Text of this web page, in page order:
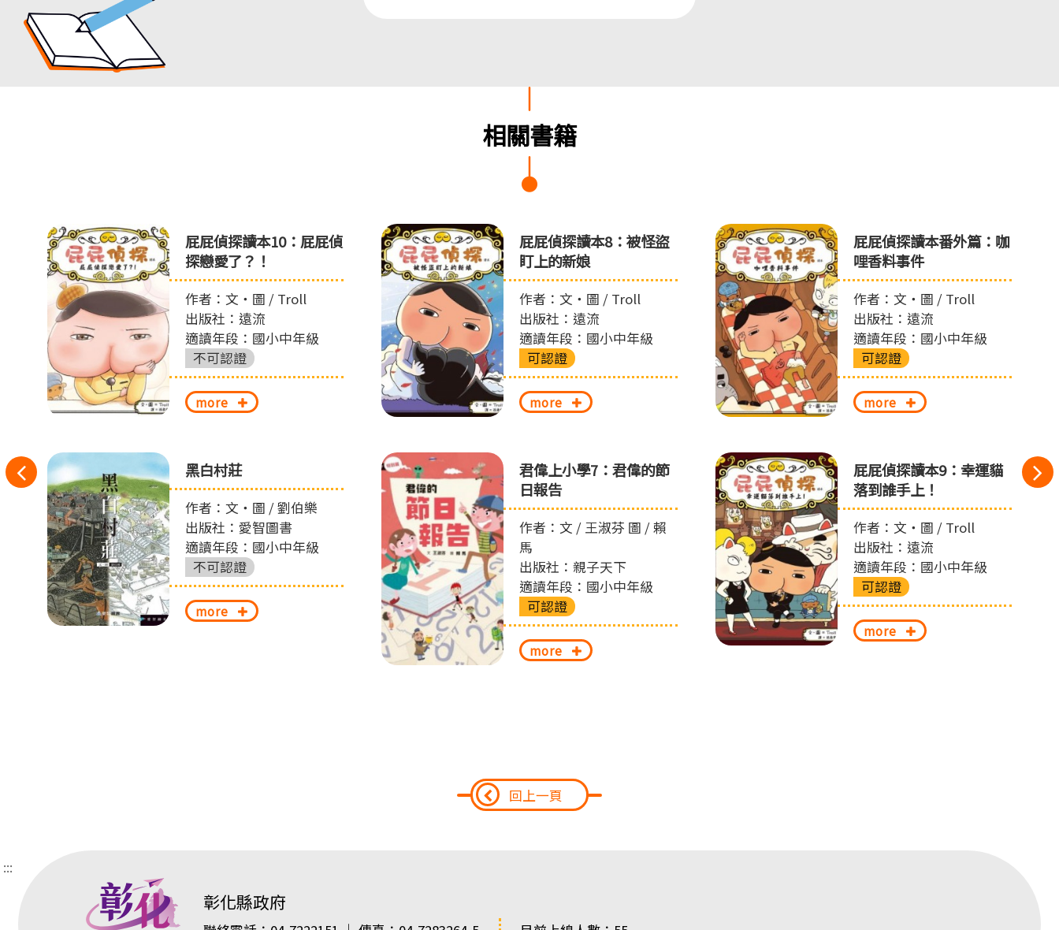
相關書籍
往
左
切
換
屁屁偵探讀本10：屁屁偵
探戀愛了？！
作者：文‧圖 / Troll
出版社：遠流
適讀年段：國小中年級
不可認證
more
黑白村莊
作者：文‧圖 / 劉伯樂
出版社：愛智圖書
適讀年段：國小中年級
不可認證
more
屁屁偵探讀本8：被怪盜
盯上的新娘
作者：文‧圖 / Troll
出版社：遠流
適讀年段：國小中年級
可認證
more
君偉上小學7：君偉的節
日報告
作者：文 / 王淑芬 圖 / 賴
馬
出版社：親子天下
適讀年段：國小中年級
可認證
more
屁屁偵探讀本番外篇：咖
哩香料事件
作者：文‧圖 / Troll
出版社：遠流
適讀年段：國小中年級
可認證
more
屁屁偵探讀本9：幸運貓
落到誰手上！
作者：文‧圖 / Troll
出版社：遠流
適讀年段：國小中年級
可認證
more
回上一頁
:::
彰化縣政府